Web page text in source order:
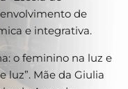
de
e integrativa.
o feminino na luz e
luz”. Mãe da Giulia